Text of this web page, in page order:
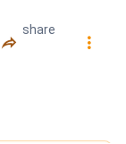
󰤲
share
󰇙